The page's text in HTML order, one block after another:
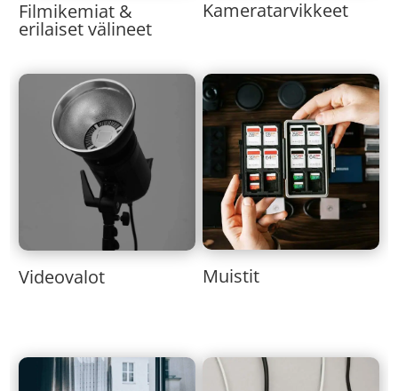
Filmikemiat &
erilaiset välineet
Kameratarvikkeet
Videovalot Muistit